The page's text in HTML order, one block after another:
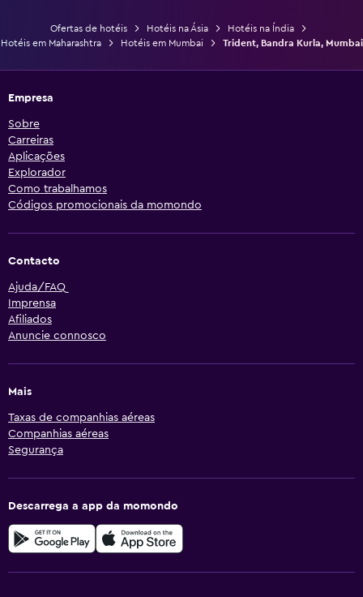
Ofertas de hotéis Hotéis na Ásia
Hotéis na Índia
Hotéis em Maharashtra
Hotéis em Mumbai Trident, Bandra Kurla, Mumbai
Empresa
Sobre
Carreiras
Aplicações
Explorador
Como trabalhamos
Códigos promocionais da momondo
Contacto
Ajuda/FAQ
Imprensa
Afiliados
Anuncie connosco
Mais
Taxas de companhias aéreas
Companhias aéreas
Segurança
Descarrega a app da momondo